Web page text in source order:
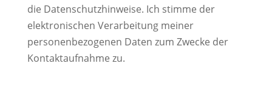
die Datenschutzhinweise. Ich stimme der
elektronischen Verarbeitung meiner
personenbezogenen Daten zum Zwecke der
Kontaktaufnahme zu.